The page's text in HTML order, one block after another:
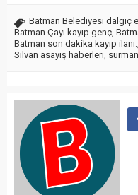
Batman Belediyesi dalgıç
Batman Çayı kayıp genç,
Batman son dakika kayıp ilanı.,
Silvan asayiş haberleri,